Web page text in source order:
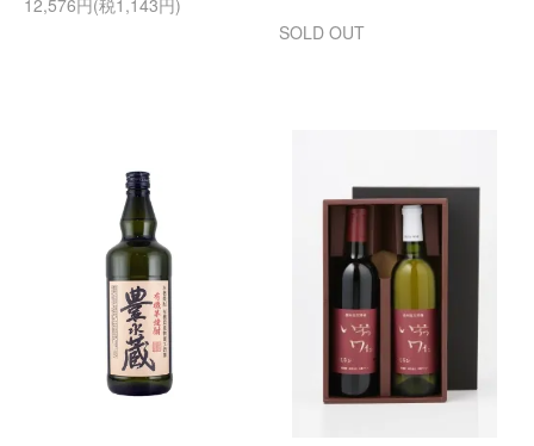
SOLD OUT